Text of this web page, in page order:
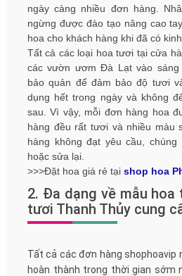
ngày càng nhiều đơn hàng.
ngừng được đào tạo nâng cao
hoa cho khách hàng khi đã có kinh
Tất cả các loại hoa tươi tại cửa
các vườn ươm Đà Lạt vào
bảo quản để đảm bảo độ tươi
dụng hết trong ngày và không
sau. Vì vậy, mỗi đơn hàng hoa
hàng đều rất tươi và nhiều màu
hàng không đạt yêu cầu,
hoặc sửa lại.
>>>Đặt hoa giá rẻ tại shop hoa
2. Đa dạng về mẫu
tươi Thanh Thủy cung
Tất cả các đơn hàng shophoavip
hoàn thành trong thời gian sớm